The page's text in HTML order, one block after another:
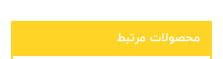
محصولات مرتبط